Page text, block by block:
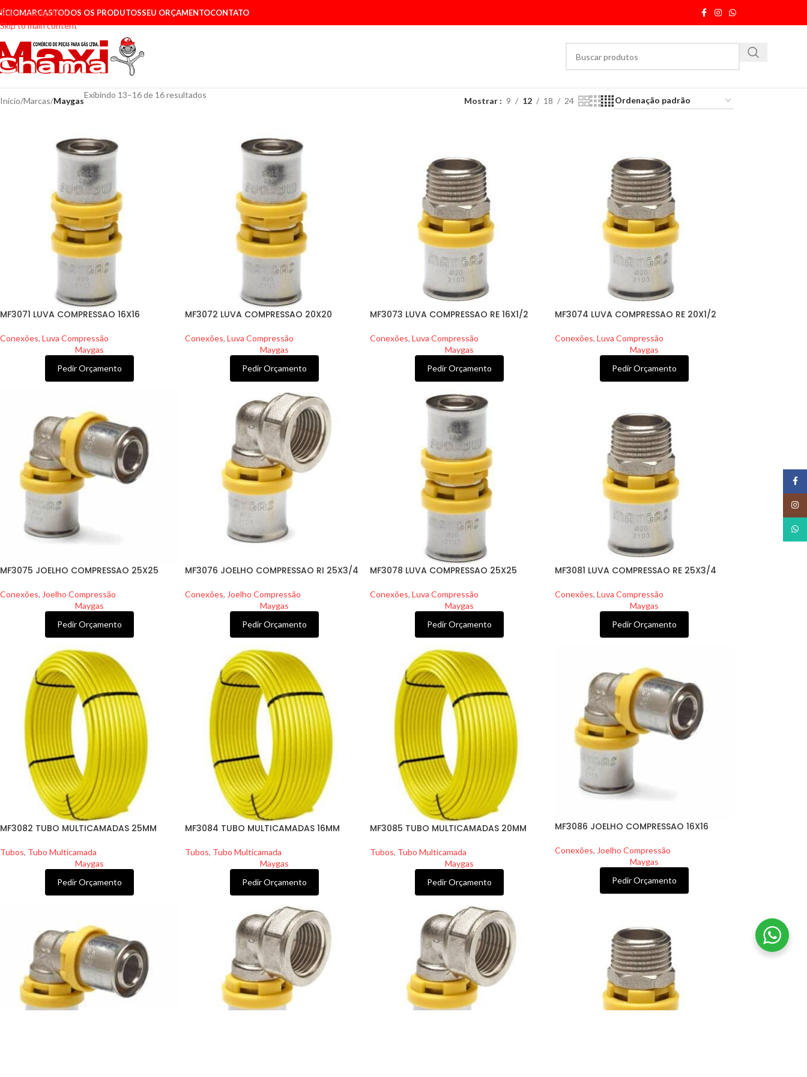
Skip to navigation
Skip to main content
MARCASTODOS OS PRODUTOSSEU ORÇAMENTOCONTATO
Início/Marcas/Maygas
Exibindo 13–16 de 16 resultados
Mostrar 9 12 18 24
MF3071 LUVA COMPRESSAO 16X16
Conexões, Luva Compressão
Maygas
Pedir Orçamento
MF3072 LUVA COMPRESSAO 20X20
Conexões, Luva Compressão
Maygas
Pedir Orçamento
MF3073 LUVA COMPRESSAO RE 16X1/2
Conexões, Luva Compressão
Maygas
Pedir Orçamento
MF3074 LUVA COMPRESSAO RE 20X1/2
Conexões, Luva Compressão
Maygas
Pedir Orçamento
MF3075 JOELHO COMPRESSAO 25X25
Conexões, Joelho Compressão
Maygas
Pedir Orçamento
MF3076 JOELHO COMPRESSAO RI 25X3/4
Conexões, Joelho Compressão
Maygas
Pedir Orçamento
MF3078 LUVA COMPRESSAO 25X25
Conexões, Luva Compressão
Maygas
Pedir Orçamento
MF3081 LUVA COMPRESSAO RE 25X3/4
Conexões, Luva Compressão
Maygas
Pedir Orçamento
MF3082 TUBO MULTICAMADAS 25MM
Tubos, Tubo Multicamada
Maygas
Pedir Orçamento
MF3084 TUBO MULTICAMADAS 16MM
Tubos, Tubo Multicamada
Maygas
Pedir Orçamento
MF3085 TUBO MULTICAMADAS 20MM
Tubos, Tubo Multicamada
Maygas
Pedir Orçamento
MF3086 JOELHO COMPRESSAO 16X16
Conexões, Joelho Compressão
Maygas
Pedir Orçamento